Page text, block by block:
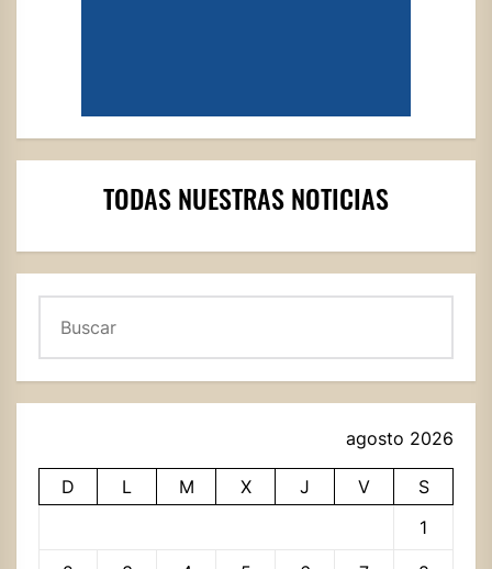
TODAS NUESTRAS NOTICIAS
agosto 2026
D L M X J V
S
1